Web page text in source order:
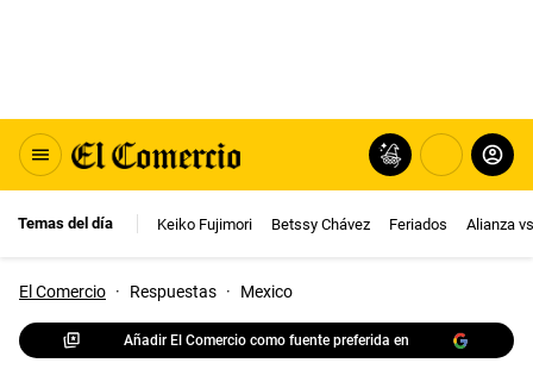
Temas del día Keiko Fujimori Betssy Chávez Feriados Alianza
El Comercio · Respuestas · Mexico
Añadir El Comercio como fuente preferida en